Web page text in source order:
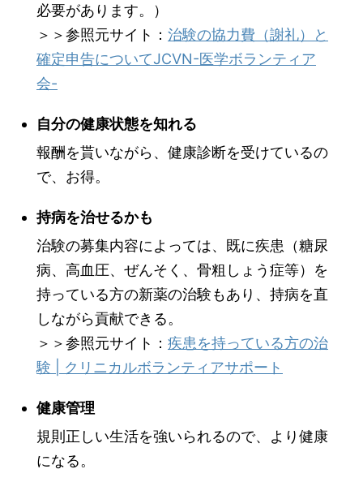
必要があります。）
＞＞参照元サイト： 治験の協力費（謝礼）と
確定申告についてJCVN-医学ボランティア
会-
自分の健康状態を知れる
報酬を貰いながら、健康診断を受けているの
で、お得。
持病を治せるかも
治験の募集内容によっては、既に疾患（糖尿
病、高血圧、ぜんそく、骨粗しょう症等）を
持っている方の新薬の治験もあり、持病を直
しながら貢献できる。
＞＞参照元サイト： 疾患を持っている方の治
験 | クリニカルボランティアサポート
健康管理
規則正しい生活を強いられるので、より健康
になる。